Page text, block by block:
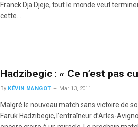
Franck Dja Djeje, tout le monde veut
cette…
Hadzibegic : « Ce n’est pas
By KÉVIN MANGOT Mar 13, 2011
Malgré le nouveau match sans victoire de
Faruk Hadzibegic, l’entraîneur d’Arles-